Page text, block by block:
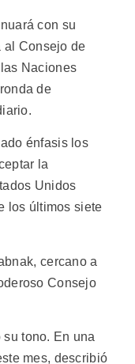
con su
al Consejo de
Naciones
de
énfasis los
la
Unidos
los últimos siete
cercano a
Consejo
tono. En una
mes, describió